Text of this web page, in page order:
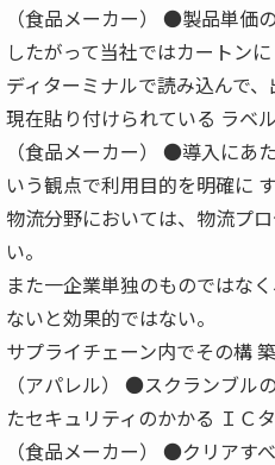
（食品メーカー） ●製品単価
したがって当社ではカートン
ディターミナルで読み込んで
現在貼り付けられている ラベ
（食品メーカー） ●導入にあ
いう観点で利用目的を明確に
物流分野においては、物流プ
い。
また一企業単独のものではな
ないと効果的ではない。
サプライチェーン内でその構
（アパレル） ●スクランブル
たセキュリティのかかる ＩＣ
（食品メーカー） ●クリアす